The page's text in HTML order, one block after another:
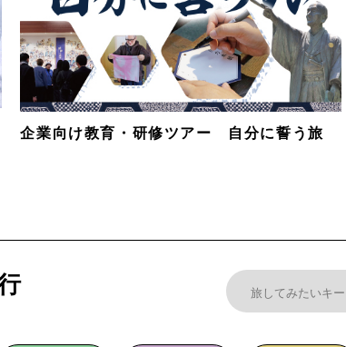
企業向け教育・研修ツアー 自分に誓う旅